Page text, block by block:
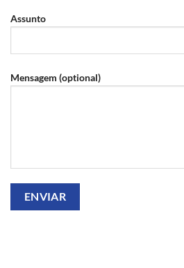
Assunto
Mensagem (optional)